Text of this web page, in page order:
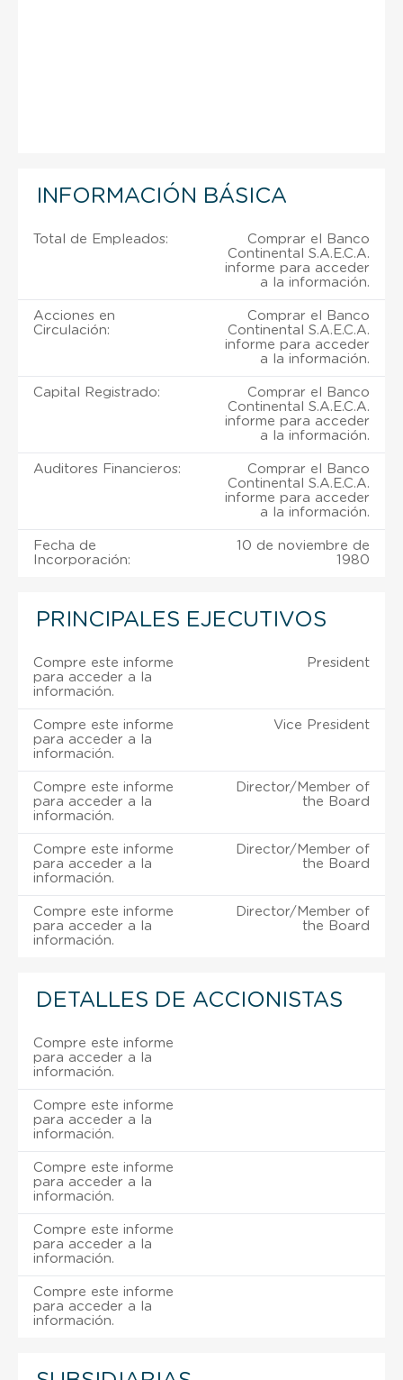
INFORMACIÓN BÁSICA
Total de Empleados:
Comprar el Banco
Continental S.A.E.C.A.
informe para acceder
a la información.
Acciones en
Circulación:
Comprar el Banco
Continental S.A.E.C.A.
informe para acceder
a la información.
Capital Registrado:
Comprar el Banco
Continental S.A.E.C.A.
informe para acceder
a la información.
Auditores Financieros:
Comprar el Banco
Continental S.A.E.C.A.
informe para acceder
a la información.
Fecha de
Incorporación:
10 de noviembre de
1980
PRINCIPALES EJECUTIVOS
Compre este informe
para acceder a la
información.
President
Compre este informe
para acceder a la
información.
Vice President
Compre este informe
para acceder a la
información.
Director/Member of
the Board
Compre este informe
para acceder a la
información.
Director/Member of
the Board
Compre este informe
para acceder a la
información.
Director/Member of
the Board
DETALLES DE ACCIONISTAS
Compre este informe
para acceder a la
información.
Compre este informe
para acceder a la
información.
Compre este informe
para acceder a la
información.
Compre este informe
para acceder a la
información.
Compre este informe
para acceder a la
información.